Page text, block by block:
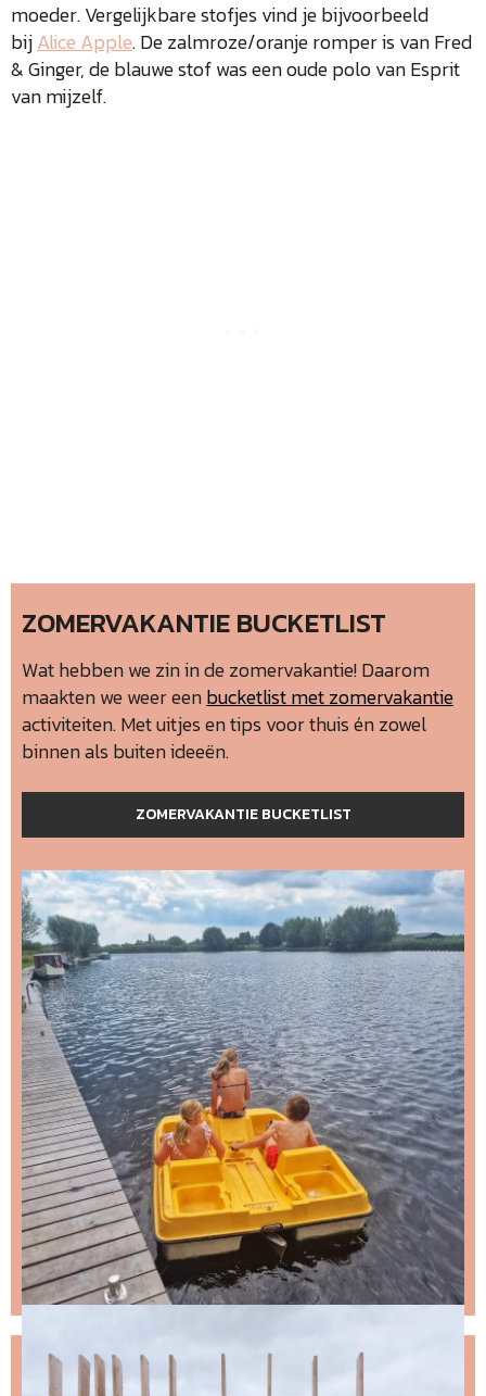
moeder. Vergelijkbare stofjes vind je bijvoorbeeld
bijAlice Apple. De zalmroze/oranje romper is van Fred
& Ginger, de blauwe stof was een oude polo van Esprit
van mijzelf.
ZOMERVAKANTIE BUCKETLIST
Wat hebben we zin in de zomervakantie! Daarom
maakten we weer eenbucketlist met zomervakantie
activiteiten. Met uitjes en tips voor thuis én zowel
binnen als buiten ideeën.
ZOMERVAKANTIE BUCKETLIST
NIKS LEUKS MISSEN?